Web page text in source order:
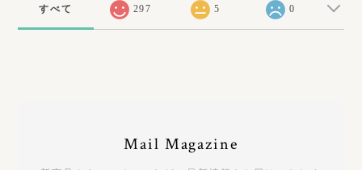
すべて 297 5 0
Mail Magazine